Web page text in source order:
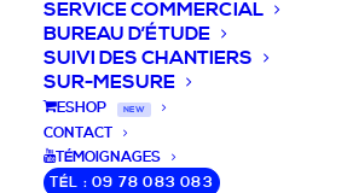
SERVICE COMMERCIAL
BUREAU D’ÉTUDE
SUIVI DES CHANTIERS
SUR-MESURE
ESHOP NEW
CONTACT
TÉMOIGNAGES
TÉL : 09 78 083 083
DEVIS / CONSEILS /
QUESTIONS